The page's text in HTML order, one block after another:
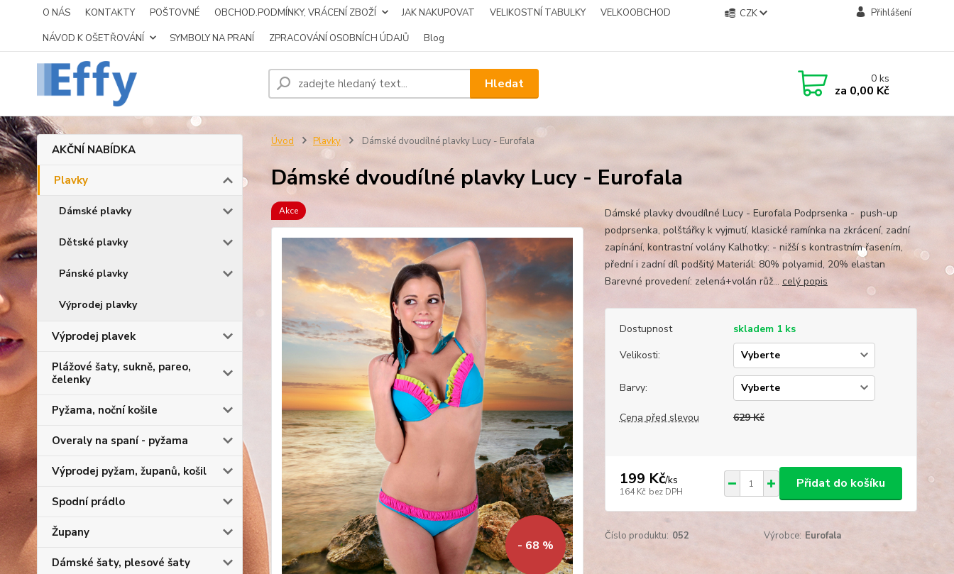
O NÁS KONTAKTY POŠTOVNÉ OBCHOD.PODMÍNKY, VRÁCENÍ ZBOŽÍ JAK NAKUPOVAT VELIKOSTNÍ TABULKY
VELKOOBCHOD
NÁVOD K OŠETŘOVÁNÍ
SYMBOLY NA PRANÍ ZPRACOVÁNÍ OSOBNÍCH ÚDAJŮ Blog
CZK Přihlášení
Hledat 0ks
za 0,00 Kč
AKČNÍ NABÍDKA
Plavky
Dámské plavky
Dětské plavky
Pánské plavky
Výprodej plavky
Výprodej plavek
Plážové šaty, sukně, pareo,
čelenky
Pyžama, noční košile
Overaly na spaní - pyžama
Výprodej pyžam, županů, košil
Spodní prádlo
Župany
Dámské šaty, plesové šaty
Úvod Plavky Dámské dvoudílné plavky Lucy - Eurofala
Dámské dvoudílné plavky Lucy - Eurofala
Akce
- 68 %
Dámské plavky dvoudílné Lucy - Eurofala Podprsenka - push-up
podprsenka, polštářky k vyjmutí, klasické ramínka na zkrácení, zadní
zapínání, kontrastní volány Kalhotky: - nižší s kontrastním řasením,
přední i zadní díl podšitý Materiál: 80% polyamid, 20% elastan
Barevné provedení: zelená+volán růž... celý popis
Dostupnost
skladem 1 ks
Velikosti:
Barvy:
Cena před slevou 629 Kč
199 Kč/ks
164 Kč bez DPH
Přidat do košíku
Číslo produktu: 052 Výrobce: Eurofala